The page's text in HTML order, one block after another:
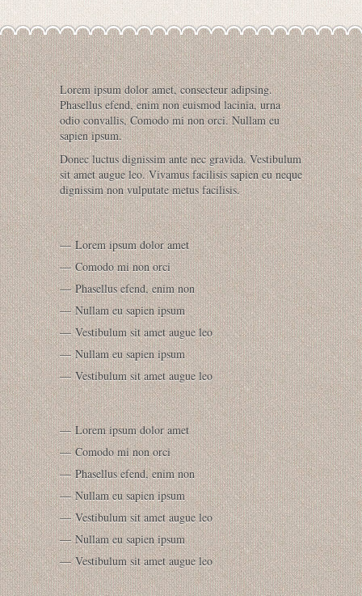
Lorem ipsum dolor amet, consecteur adipsing.
Phasellus efend, enim non euismod lacinia, urna
odio convallis, Comodo mi non orci. Nullam eu
sapien ipsum.
Donec luctus dignissim ante nec gravida. Vestibulum
sit amet augue leo. Vivamus facilisis sapien eu neque
dignissim non vulputate metus facilisis.
Lorem ipsum dolor amet
Comodo mi non orci
Phasellus efend, enim non
Nullam eu sapien ipsum
Vestibulum sit amet augue leo
Nullam eu sapien ipsum
Vestibulum sit amet augue leo
Lorem ipsum dolor amet
Comodo mi non orci
Phasellus efend, enim non
Nullam eu sapien ipsum
Vestibulum sit amet augue leo
Nullam eu sapien ipsum
Vestibulum sit amet augue leo